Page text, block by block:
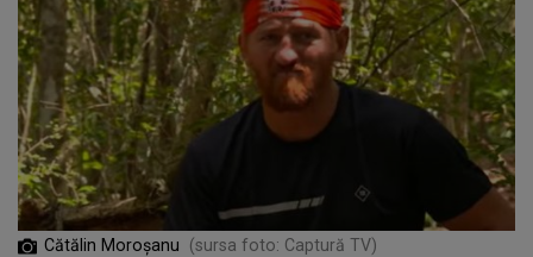
Cătălin Moroșanu (sursa foto: Captură TV)